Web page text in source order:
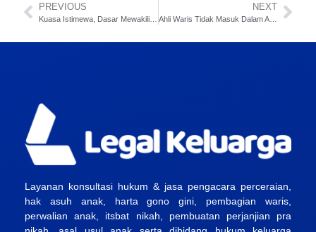
PREVIOUS NEXT
Ahli Waris Tidak Masuk Dalam Akta Waris, Bolehkah Dibatalkan ?
Layanan konsultasi hukum & jasa pengacara perceraian,
hak asuh anak, harta gono gini, pembagian waris,
perwalian anak, itsbat nikah, pembuatan perjanjian pra